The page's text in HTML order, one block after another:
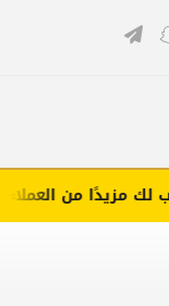
من العملاء